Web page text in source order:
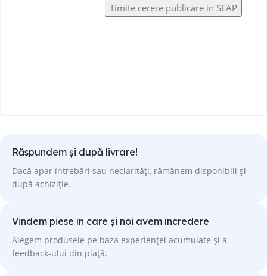
Răspundem și după livrare!
Dacă apar întrebări sau neclarități, rămânem disponibili și
după achiziție.
Vindem piese în care și noi avem încredere
Alegem produsele pe baza experienței acumulate și a
feedback-ului din piață.